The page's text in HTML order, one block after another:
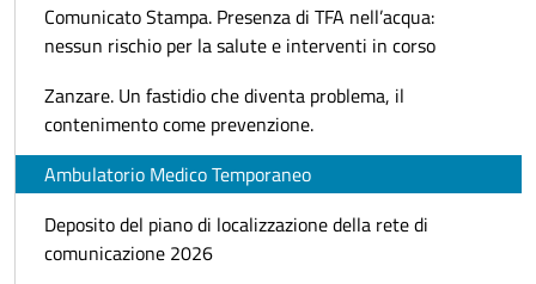
Comunicato Stampa. Presenza di TFA nell’acqua:
nessun rischio per la salute e interventi in corso
Zanzare. Un fastidio che diventa problema, il
contenimento come prevenzione.
Ambulatorio Medico Temporaneo
Deposito del piano di localizzazione della rete di
comunicazione 2026